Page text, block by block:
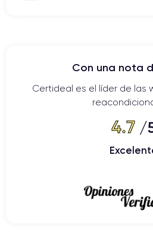
Con una nota
Certideal es el líder de las
4.7/